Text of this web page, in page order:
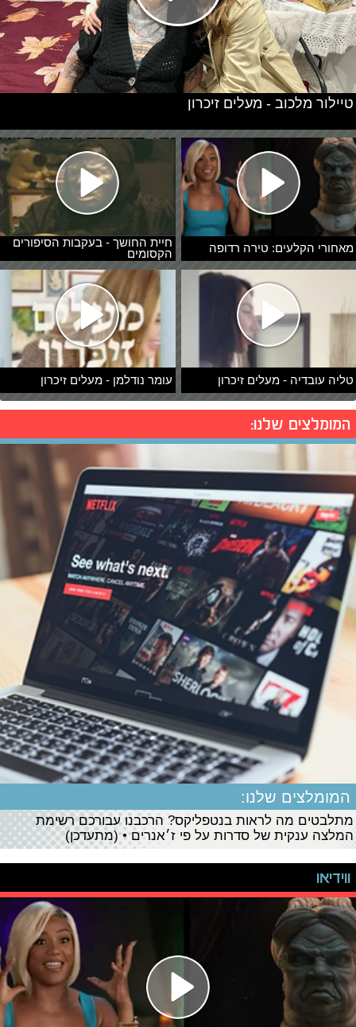
מאחורי הקלעים: טירה רדופה
חיית החושך - בעקבות הסיפורים
הקסומים
טליה עובדיה - מעלים זיכרון עומר נודלמן - מעלים זיכרון
טיילור מלכוב - מעלים זיכרון
המומלצים שלנו:
המומלצים שלנו:
מתלבטים מה לראות בנטפליקס? הרכבנו עבורכם רשימת
המלצה ענקית של סדרות על פי ז׳אנרים • (מתעדכן)
ווידיאו